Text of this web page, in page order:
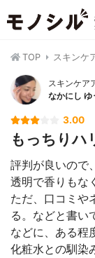
TOP スキンケ
スキンケア
なかにし ゆ
3.00
もっちりハ
評判が良いので
透明で香りもな
ただ、口コミや
る。などと書い
などに、ある程
化粧水との馴染